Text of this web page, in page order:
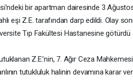
bir apartman dairesinde 3
eşi Z.E. tarafından darp edildi. Olay
Tıp Fakültesi Hastanesine götürdü
Z.E.’nin, 7. Ağır Ceza
tutukluluk halinin devamına karar